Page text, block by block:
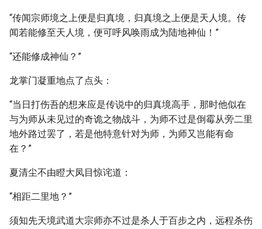
“传闻宗师境之上便是归真境，归真境之上便是天人境。传
闻若能修至天人境，便可呼风唤雨成为陆地神仙！”
“还能修成神仙？”
龙掌门凝重地点了点头：
“当日打伤吾的想来应是传说中的归真境高手，那时他似在
与为师从未见过的奇诡之物战斗，为师不过是倒霉从旁二里
地外路过罢了，若是他特意针对为师，为师又岂能有命
在？”
夏清尘不由瞪大凤目惊诧道：
“相距二里地？”
须知先天境武道大宗师亦不过是杀人于百步之内，远程杀伤